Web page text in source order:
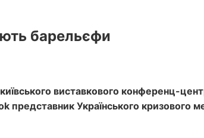
барельєфи
виставкового конференц-
представник Українського